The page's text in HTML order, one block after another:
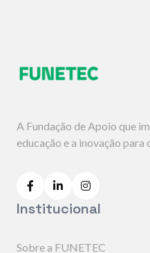
A Fundação de Apoio que
educação e a inovação
Institucional
Sobre a FUNETEC